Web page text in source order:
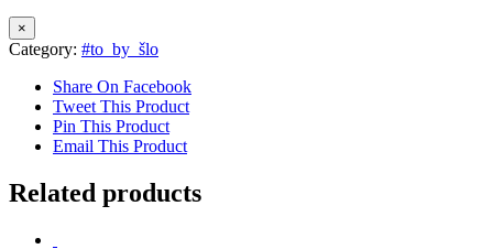
×
Category: #to_by_šlo
Share On Facebook
Tweet This Product
Pin This Product
Email This Product
Related products